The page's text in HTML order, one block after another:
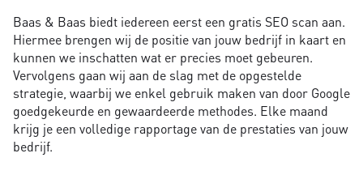
Baas & Baas biedt iedereen eerst een gratis SEO scan aan.
Hiermee brengen wij de positie van jouw bedrijf in kaart en
kunnen we inschatten wat er precies moet gebeuren.
Vervolgens gaan wij aan de slag met de opgestelde
strategie, waarbij we enkel gebruik maken van door Google
goedgekeurde en gewaardeerde methodes. Elke maand
krijg je een volledige rapportage van de prestaties van jouw
bedrijf.